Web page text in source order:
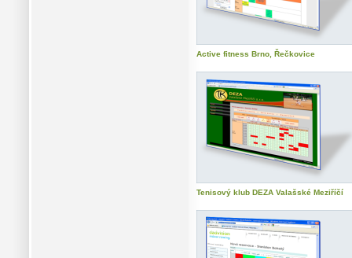
Active fitness Brno, Řečkovice
Tenisový klub DEZA Valašské Meziříčí